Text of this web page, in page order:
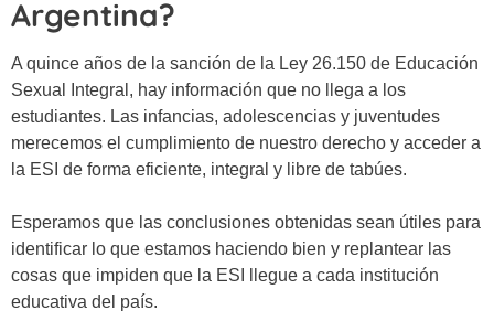
Argentina?
A quince años de la sanción de la Ley 26.150 de Educación
Sexual Integral, hay información que no llega a los
estudiantes. Las infancias, adolescencias y juventudes
merecemos el cumplimiento de nuestro derecho y acceder a
la ESI de forma eficiente, integral y libre de tabúes.
Esperamos que las conclusiones obtenidas sean útiles para
identificar lo que estamos haciendo bien y replantear las
cosas que impiden que la ESI llegue a cada institución
educativa del país.